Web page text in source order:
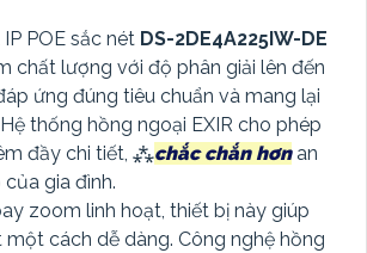
POE sắc nét DS-2DE4A225IW-DE
chất lượng với độ phân giải lên đến
ứng đúng tiêu chuẩn và mang lại
thống hồng ngoại EXIR cho phép
đầy chi tiết, ⁂chắc chắn hơnan
gia đình.
zoom linh hoạt, thiết bị này giúp
cách dễ dàng. Công nghệ hồng